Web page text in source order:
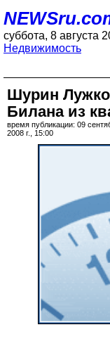
суббота, 8 августа
Недвижимость
Шурин
Билана из
время публикации: 09
2008 г., 15:00